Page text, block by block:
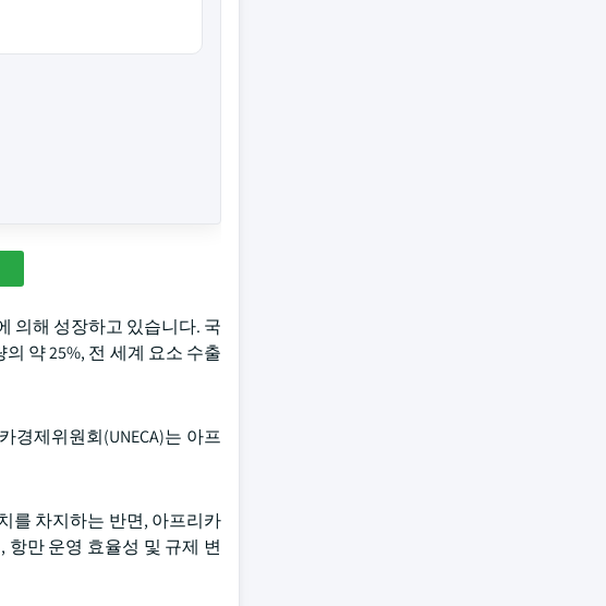
의해 성장하고 있습니다. 국
약 25%, 전 세계 요소 수출
경제위원회(UNECA)는 아프
를 차지하는 반면, 아프리카
만 운영 효율성 및 규제 변